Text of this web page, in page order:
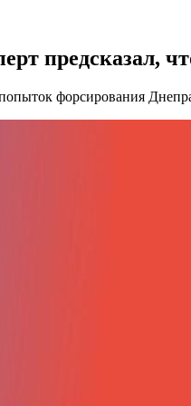
предсказал,
форсирования